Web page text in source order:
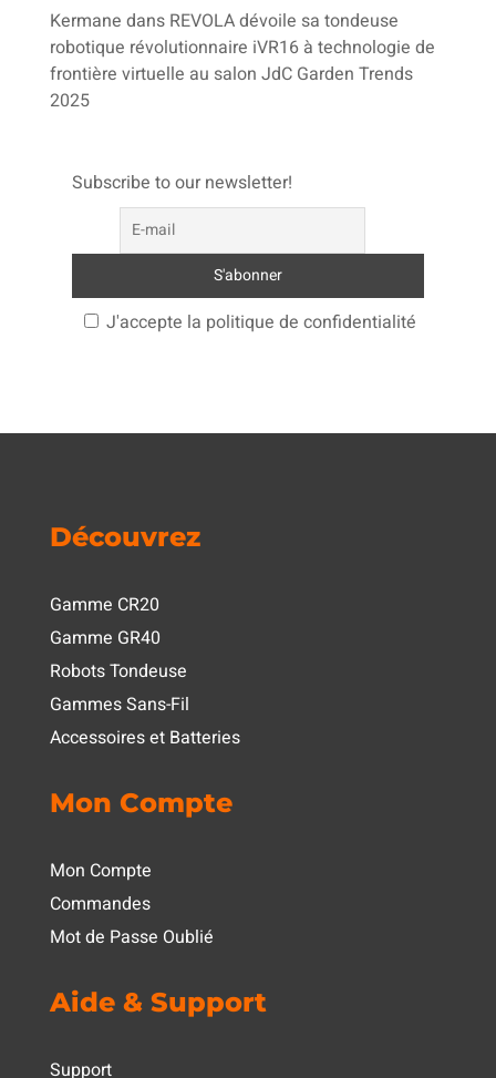
Kermane dans REVOLA dévoile sa tondeuse
robotique révolutionnaire iVR16 à technologie de
frontière virtuelle au salon JdC Garden Trends
2025
Subscribe to our newsletter!
J'accepte la politique de confidentialité
Découvrez
Gamme CR20
Gamme GR40
Robots Tondeuse
Gammes Sans-Fil
Accessoires et Batteries
Mon Compte
Mon Compte
Commandes
Mot de Passe Oublié
Aide & Support
Support